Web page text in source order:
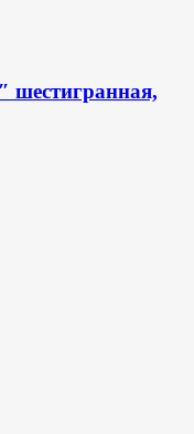
шестигранная,